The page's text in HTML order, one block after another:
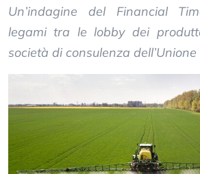
Un’indagine del Financial
legami tra le lobby dei
società di consulenza